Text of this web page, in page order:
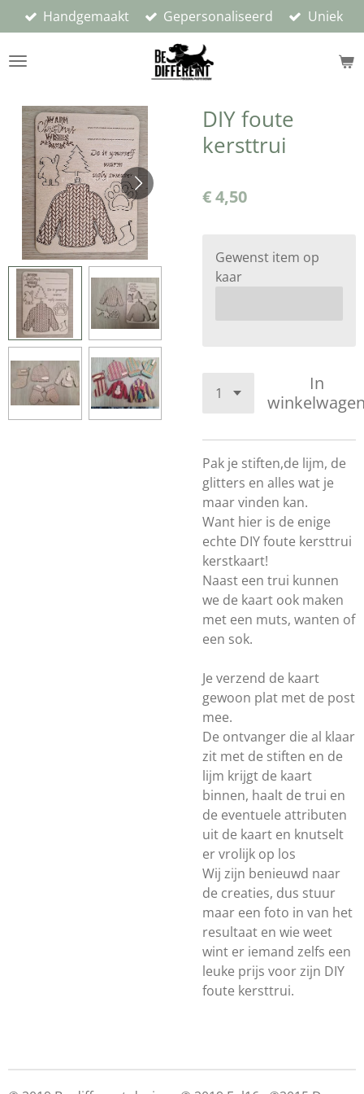
direct
naar
Handgemaakt Gepersonaliseerd Uniek
DIY foute
kersttrui
€ 4,50
Gewenst item op
kaar
In
Pak je stiften,de lijm, de
glitters en alles wat je
maar vinden kan.
Want hier is de enige
echte DIY foute kersttrui
kerstkaart!
Naast een trui kunnen
we de kaart ook maken
met een muts, wanten of
een sok.
Je verzend de kaart
gewoon plat met de post
mee.
De ontvanger die al klaar
zit met de stiften en de
lijm krijgt de kaart
binnen, haalt de trui en
de eventuele attributen
uit de kaart en knutselt
er vrolijk op los
Wij zijn benieuwd naar
de creaties, dus stuur
maar een foto in van het
resultaat en wie weet
wint er iemand zelfs een
leuke prijs voor zijn DIY
foute kersttrui.